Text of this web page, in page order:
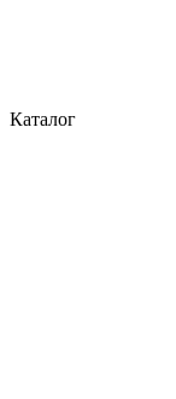
Каталог